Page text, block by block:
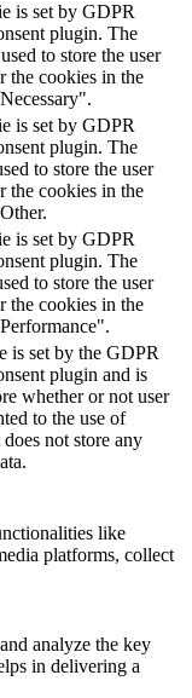
is set by GDPR
plugin. The
to store the user
the cookies in the
is set by GDPR
plugin. The
to store the user
the cookies in the
is set by GDPR
plugin. The
to store the user
the cookies in the
is set by the GDPR
plugin and is
whether or not user
to the use of
not store any
like
platforms, collect
analyze the key
in delivering a